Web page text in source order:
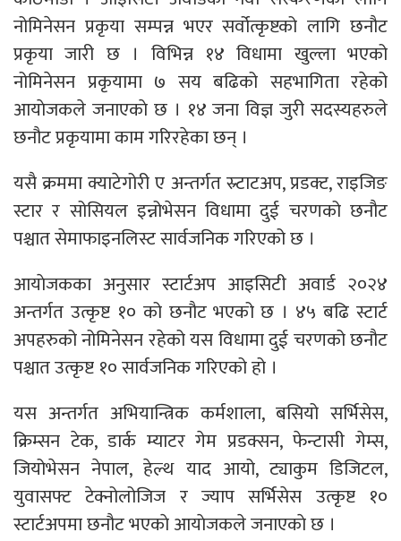
नोमिनेसन प्रकृया सम्पन्न भएर सर्वोत्कृष्टको लागि छनौट
प्रकृया जारी छ । विभिन्न १४ विधामा खुल्ला भएको
नोमिनेसन प्रकृयामा ७ सय बढिको सहभागिता रहेको
आयाेजकले जनाएकाे छ । १४ जना विज्ञ जुरी सदस्यहरुले
छनौट प्रकृयामा काम गरिरहेका छन् ।
यसै क्रममा क्याटेगोरी ए अन्तर्गत स्र्टाटअप, प्रडक्ट, राइजिङ
स्टार र सोसियल इन्नोभेसन विधामा दुई चरणको छनौट
पश्चात सेमाफाइनलिस्ट सार्वजनिक गरिएको छ ।
आयाेजकका अनुसार स्टार्टअप आइसिटी अवार्ड २०२४
अन्तर्गत उत्कृष्ट १० को छनौट भएको छ । ४५ बढि स्टार्ट
अपहरुको नोमिनेसन रहेको यस विधामा दुई चरणको छनौट
पश्चात उत्कृष्ट १० सार्वजनिक गरिएको हो ।
यस अन्तर्गत अभियान्त्रिक कर्मशाला, बसियो सर्भिसेस,
क्रिम्सन टेक, डार्क म्याटर गेम प्रडक्सन, फेन्टासी गेम्स,
जियोभेसन नेपाल, हेल्थ याद आयो, ट्याकुम डिजिटल,
युवासफ्ट टेक्नोलोजिज र ज्याप सर्भिसेस उत्कृष्ट १०
स्टार्टअपमा छनौट भएकाे आयाेजकले जनाएकाे छ ।